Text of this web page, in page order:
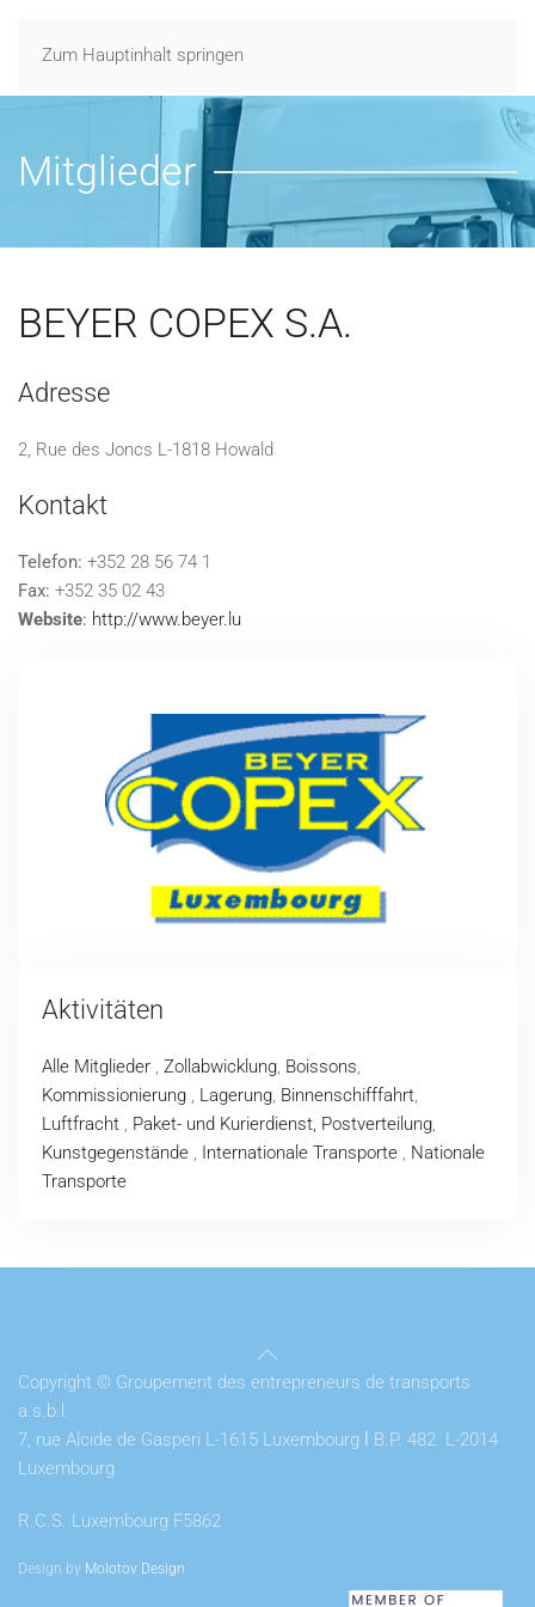
Zum Hauptinhalt springen
Mitglieder
BEYER COPEX S.A.
Adresse
2, Rue des Joncs L-1818 Howald
Kontakt
Telefon: +352 28 56 74 1
Fax: +352 35 02 43
Website: http://www.beyer.lu
Aktivitäten
Alle Mitglieder , Zollabwicklung, Boissons,
Kommissionierung , Lagerung, Binnenschifffahrt,
Luftfracht , Paket- und Kurierdienst, Postverteilung,
Kunstgegenstände , Internationale Transporte , Nationale
Transporte
Copyright © Groupement des entrepreneurs de transports
a.s.b.l.
7, rue Alcide de Gasperi L-1615 Luxembourg
B.P. 482 L-2014
Luxembourg
R.C.S. Luxembourg F5862
Design by Molotov Design